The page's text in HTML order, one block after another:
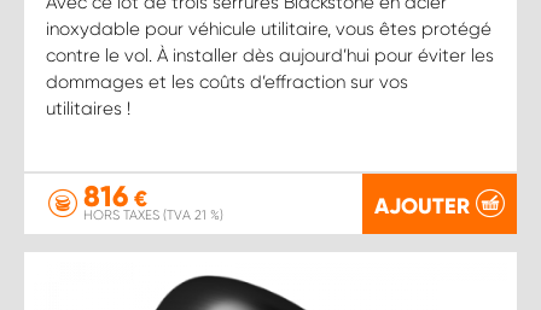
inoxydable pour véhicule utilitaire, vous êtes protégé
contre le vol. À installer dès aujourd’hui pour éviter les
dommages et les coûts d’effraction sur vos
utilitaires !
816 €
HORS TAXES (TVA 21 %) AJOUTER